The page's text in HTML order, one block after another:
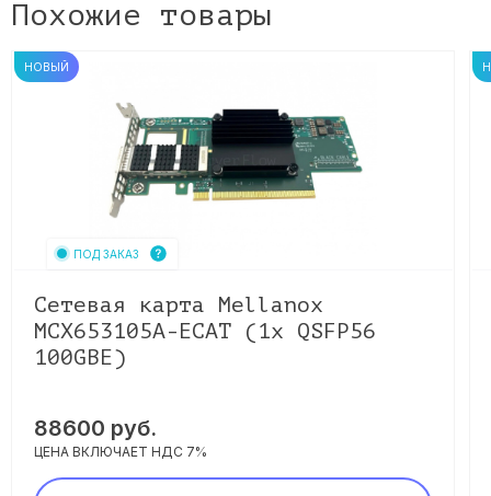
Похожие товары
НОВЫЙ
ПОД ЗАКАЗ
Сетевая карта Mellanox
MCX653105A-ECAT (1x QSFP56
100GBE)
88600 руб.
ЦЕНА ВКЛЮЧАЕТ НДС 7%